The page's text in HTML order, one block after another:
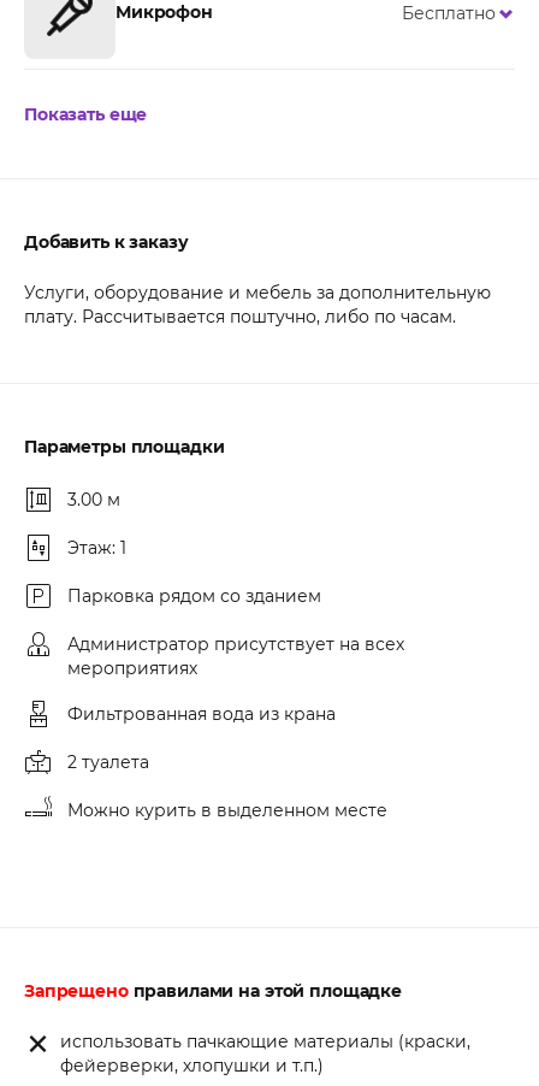
Микрофон Бесплатно
Показать еще
Добавить к заказу
Услуги, оборудование и мебель за дополнительную
плату. Рассчитывается поштучно, либо по часам.
Параметры площадки
3.00 м
Этаж: 1
Парковка рядом со зданием
Администратор присутствует на всех
мероприятиях
Фильтрованная вода из крана
2 туалета
Можно курить в выделенном месте
Запрещеноправилами на этой площадке
использовать пачкающие материалы (краски,
фейерверки, хлопушки и т.п.)